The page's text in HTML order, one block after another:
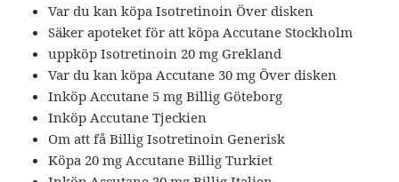
Var du kan köpa Isotretinoin Över disken
Säker apoteket för att köpa Accutane Stockholm
uppköp Isotretinoin 20 mg Grekland
Var du kan köpa Accutane 30 mg Över disken
Inköp Accutane 5 mg Billig Göteborg
Inköp Accutane Tjeckien
Om att få Billig Isotretinoin Generisk
Köpa 20 mg Accutane Billig Turkiet